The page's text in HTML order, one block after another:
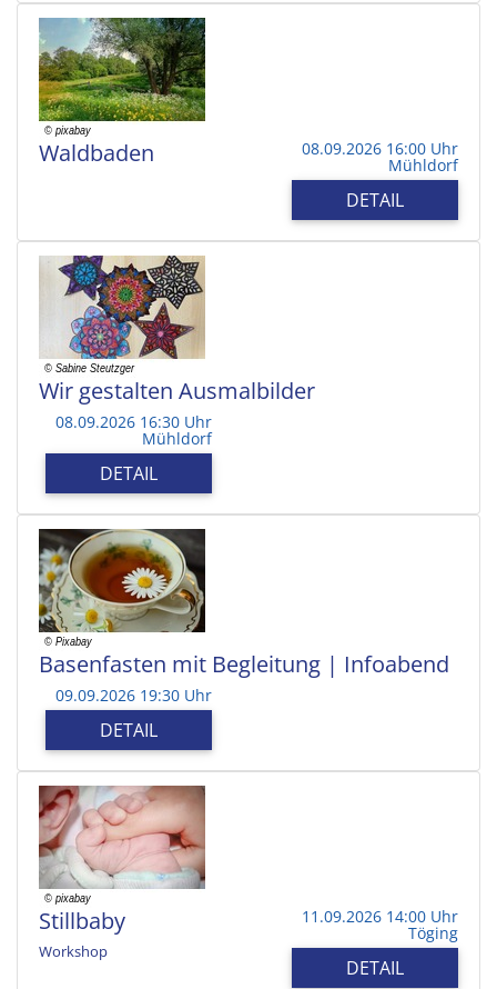
Waldbaden 08.09.2026 16:00 Uhr
Mühldorf
DETAIL
Wir gestalten Ausmalbilder
08.09.2026 16:30 Uhr
Mühldorf
DETAIL
Basenfasten mit Begleitung | Infoabend
09.09.2026 19:30 Uhr
DETAIL
Stillbaby
Workshop
11.09.2026 14:00 Uhr
Töging
DETAIL